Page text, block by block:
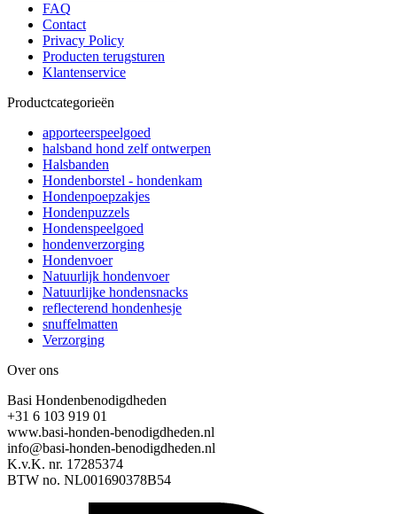
FAQ
Contact
Privacy Policy
Producten terugsturen
Klantenservice
Productcategorieën
apporteerspeelgoed
halsband hond zelf ontwerpen
Halsbanden
Hondenborstel - hondenkam
Hondenpoepzakjes
Hondenpuzzels
Hondenspeelgoed
hondenverzorging
Hondenvoer
Natuurlijk hondenvoer
Natuurlijke hondensnacks
reflecterend hondenhesje
snuffelmatten
Verzorging
Over ons
Basi Hondenbenodigdheden
+31 6 103 919 01
www.basi-honden-benodigdheden.nl
info@basi-honden-benodigdheden.nl
K.v.K. nr. 17285374
BTW no. NL001690378B54